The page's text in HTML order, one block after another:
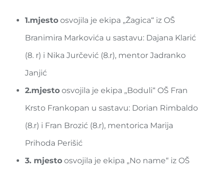
1.mjestoosvojila je ekipa „Žagica“ iz OŠ
Branimira Markovića u sastavu: Dajana Klarić
(8. r) i Nika Jurčević (8.r), mentor Jadranko
Janjić
2.mjestoosvojila je ekipa „Boduli“ OŠ Fran
Krsto Frankopan u sastavu: Dorian Rimbaldo
(8.r) i Fran Brozić (8.r), mentorica Marija
Prihoda Perišić
3. mjestoosvojila je ekipa „No name“ iz OŠ